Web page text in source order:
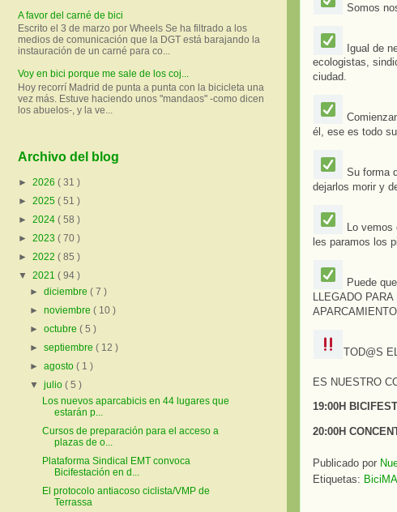
Somos
Igual de
ecologistas,
ciudad.
él, ese es todo
Su forma
dejarlos morir y
Lo
les paramos los
Puede
LLEGADO
TOD@S
ES NUESTRO
19:00H
20:00H
Publicado por
Etiquetas:
A favor del carné de bici
Escrito el 3 de marzo por Wheels Se ha filtrado a los
medios de comunicación que la DGT está barajando la
instauración de un carné para co...
Voy en bici porque me sale de los coj...
Hoy recorrí Madrid de punta a punta con la bicicleta una
vez más. Estuve haciendo unos "mandaos" -como dicen
los abuelos-, y la ve...
Archivo del blog
► 2026 ( 31 )
► 2025 ( 51 )
► 2024 ( 58 )
► 2023 ( 70 )
► 2022 ( 85 )
▼ 2021 ( 94 )
►diciembre( 7 )
►noviembre( 10 )
►octubre( 5 )
►septiembre( 12 )
►agosto( 1 )
▼julio( 5 )
Los nuevos aparcabicis en 44 lugares que
estarán p...
Cursos de preparación para el acceso a
plazas de o...
Plataforma Sindical EMT convoca
Bicifestación en d...
El protocolo antiacoso ciclista/VMP de
Terrassa